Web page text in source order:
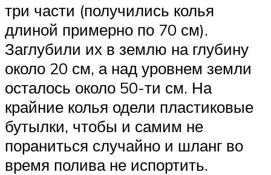
три части (получились колья
длиной примерно по 70 см).
Заглубили их в землю на глубину
около 20 см, а над уровнем земли
осталось около 50-ти см. На
крайние колья одели пластиковые
бутылки, чтобы и самим не
пораниться случайно и шланг во
время полива не испортить.